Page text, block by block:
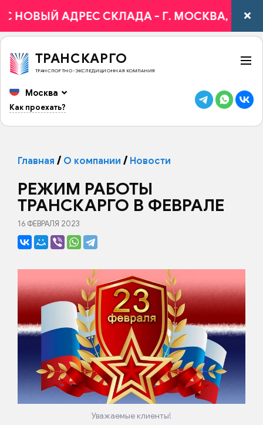
НОВЫЙ АДРЕС СКЛАДА - Г. МОСКВА, 1-Й
ТРАНСКАРГО
ТРАНСПОРТНО-ЭКСПЕДИЦИОННАЯ КОМПАНИЯ
Москва
Как проехать?
Главная О компании Новости
РЕЖИМ РАБОТЫ
ТРАНСКАРГО В ФЕВРАЛЕ
16 ФЕВРАЛЯ 2023
Уважаемые клиенты!